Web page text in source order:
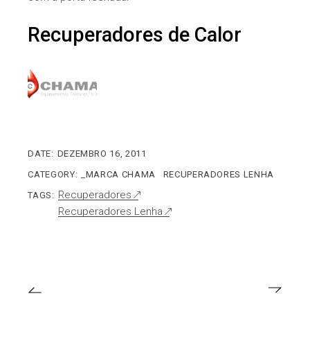
Recuperadores de Calor
DATE: DEZEMBRO 16, 2011
CATEGORY:
_MARCA CHAMA
RECUPERADORES LENHA
TAGS: Recuperadores
Recuperadores Lenha